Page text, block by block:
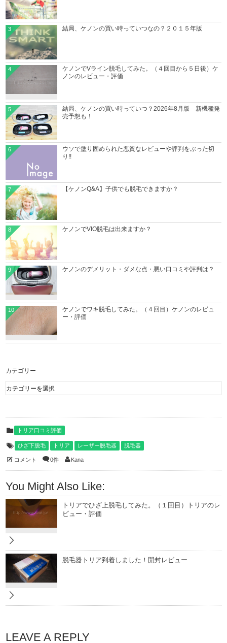
結局、ケノンの買い時っていつなの？２０１５年版
3
ケノンでVライン脱毛してみた。（４回目から５日後）ケ
ノンのレビュー・評価
4
結局、ケノンの買い時っていつ？2026年8月版 新機種発
売予想も！
5
ウソで塗り固められた悪質なレビューや評判をぶった切
り!!
6
【ケノンQ&A】子供でも脱毛できますか？
7
ケノンでVIO脱毛は出来ますか？
8
ケノンのデメリット・ダメな点・悪い口コミや評判は？
9
ケノンでワキ脱毛してみた。（４回目）ケノンのレビュ
ー・評価
10
カテゴリー
トリア口コミ評価
ひざ下脱毛 トリア レーザー脱毛器 脱毛器
コメント 0件 Kana
You Might Also Like:
トリアでひざ上脱毛してみた。（１回目）トリアのレ
ビュー・評価
脱毛器トリア到着しました！開封レビュー
LEAVE A REPLY